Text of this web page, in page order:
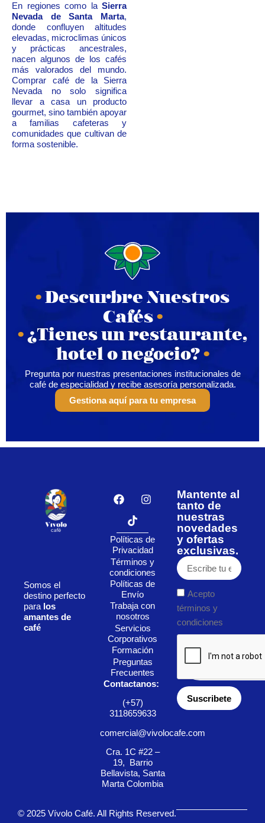
En regiones como la Sierra
Nevada de Santa Marta,
donde confluyen altitudes
elevadas, microclimas únicos
y prácticas ancestrales,
nacen algunos de los cafés
más valorados del mundo.
Comprar café de la Sierra
Nevada no solo significa
llevar a casa un producto
gourmet, sino también apoyar
a familias cafeteras y
comunidades que cultivan de
forma sostenible.
• Descurbre Nuestros
Cafés •
• ¿Tienes un restaurante,
hotel o negocio? •
Pregunta por nuestras presentaciones institucionales de
café de especialidad y recibe asesoría personalizada.
Gestiona aquí para tu empresa
Mantente al
tanto de
nuestras
novedades
y ofertas
exclusivas.
Acepto
términos y
condiciones
Suscribete
Políticas de
Privacidad
Términos y
condiciones
Políticas de
Envío
Trabaja con
nosotros
Servicios
Corporativos
Formación
Preguntas
Frecuentes
Contactanos:
(+57)
3118659633
comercial@vivolocafe.com
Cra. 1C #22 –
19, Barrio
Bellavista, Santa
Marta Colombia
Somos el
destino perfecto
para los
amantes de
café
© 2025 Vívolo Café. All Rights Reserved.